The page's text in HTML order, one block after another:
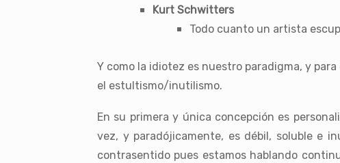
Kurt Schwitters
Todo cuanto un artista
Y como la idiotez es nuestro paradigma, y
el estultismo/inutilismo.
En su primera y única concepción es
vez, y paradójicamente, es débil, soluble e
contrasentido pues estamos hablando